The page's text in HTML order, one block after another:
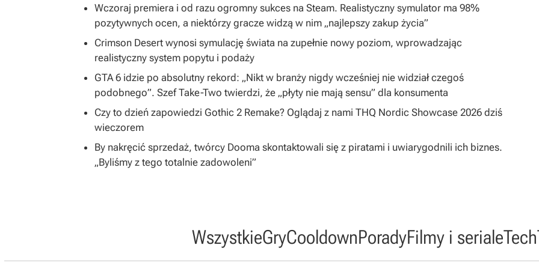
Wczoraj premiera i od razu ogromny sukces na Steam. Realistyczny symulator ma 98%
pozytywnych ocen, a niektórzy gracze widzą w nim „najlepszy zakup życia”
Crimson Desert wynosi symulację świata na zupełnie nowy poziom, wprowadzając
realistyczny system popytu i podaży
GTA 6 idzie po absolutny rekord: „Nikt w branży nigdy wcześniej nie widział czegoś
podobnego”. Szef Take-Two twierdzi, że „płyty nie mają sensu” dla konsumenta
Czy to dzień zapowiedzi Gothic 2 Remake? Oglądaj z nami THQ Nordic Showcase 2026 dziś
wieczorem
By nakręcić sprzedaż, twórcy Dooma skontaktowali się z piratami i uwiarygodnili ich biznes.
„Byliśmy z tego totalnie zadowoleni”
WszystkieGryCooldownPoradyFilmy i serialeTech